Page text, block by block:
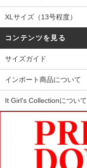
XLサイズ（13号程度）
コンテンツを見る
サイズガイド
インポート商品について
It Girl's Collectionについて